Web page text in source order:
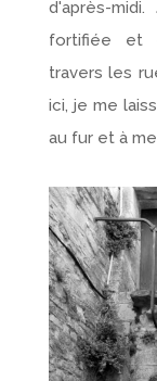
d'après-
fortifiée et
travers les
ici, je me
au fur et à